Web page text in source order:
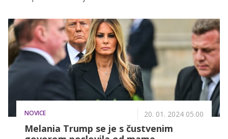
NOVICE 20. 01. 2024 05.00
Melania Trump se je s čustvenim